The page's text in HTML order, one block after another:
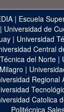
| Escuela
| Universidad de
| Universidad
Central
Técnica del Norte |
Milagro |
Regional
Catolica
Politécnica